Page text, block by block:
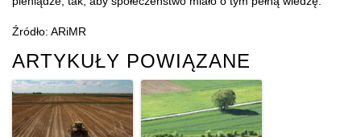
Źródło: ARiMR
ARTYKUŁY POWIĄZANE